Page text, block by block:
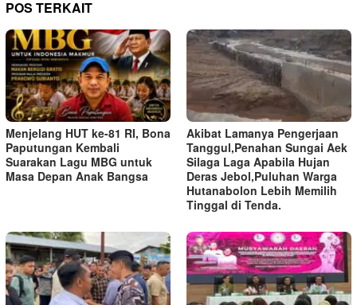
POS TERKAIT
Menjelang HUT ke-81 RI, Bona
Paputungan Kembali
Suarakan Lagu MBG untuk
Masa Depan Anak Bangsa
Akibat Lamanya Pengerjaan
Tanggul,Penahan Sungai Aek
Silaga Laga Apabila Hujan
Deras Jebol,Puluhan Warga
Hutanabolon Lebih Memilih
Tinggal di Tenda.